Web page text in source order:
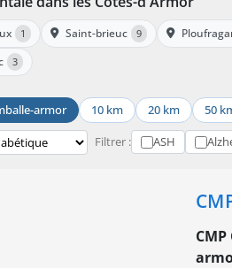
1 Saint-brieuc 9
3
armor 10 km 20 km 50
Filtrer : ASH
CMP